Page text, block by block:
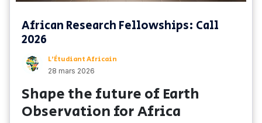
African Research Fellowships: Call
2026
L’Étudiant Africain
28 mars 2026
Shape the future of Earth
Observation for Africa